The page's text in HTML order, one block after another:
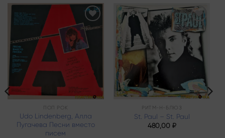
Add to
wishlist
ПОП РОК
Udo Lindenberg, Алла
Пугачева Песни вместо
писем
Add to
wishlist
РИТМ-Н-БЛЮЗ
St. Paul – St. Paul
480,00 ₽